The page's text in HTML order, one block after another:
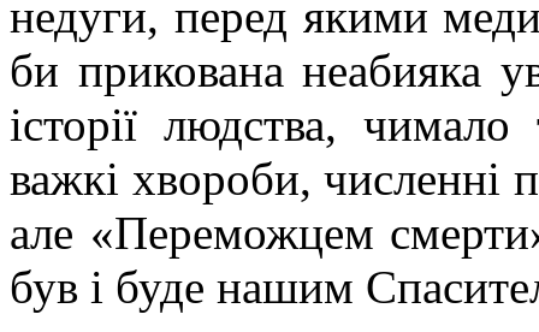
недуги, перед якими
би прикована неабияка
історії людства,
важкі хвороби, численні
але «Переможцем
був і буде нашим